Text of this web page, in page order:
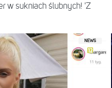
w sukniach ślubnych! 'Z
NEWS